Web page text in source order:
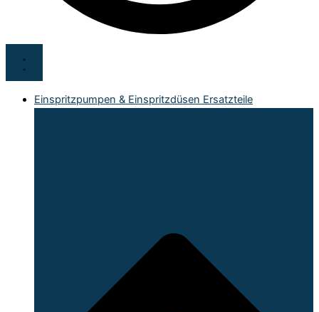
Einspritzpumpen & Einspritzdüsen Ersatzteile